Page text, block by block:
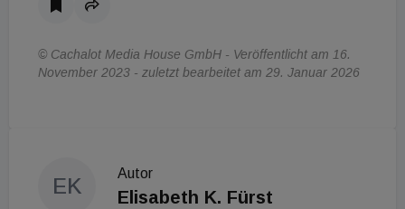
© Cachalot Media House GmbH - Veröffentlicht am 16.
November 2023 - zuletzt bearbeitet am 29. Januar 2026
EK
Autor
Elisabeth K. Fürst